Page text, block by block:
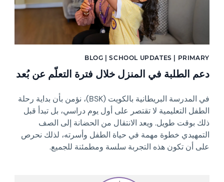
BLOG | SCHOOL UPDATES | PRIMARY
دعم الطلبة في المنزل خلال فترة التعلّم عن بُعد
في المدرسة البريطانية بالكويت (BSK)، نؤمن بأن بداية رحلة
الطفل التعليمية لا تقتصر على أول يوم دراسي، بل تبدأ قبل
ذلك بوقت طويل. ويعد الانتقال من الحضانة إلى الصف
التمهيدي خطوة مهمة في حياة الطفل وأسرته، لذلك نحرص
على أن تكون هذه التجربة سلسة ومطمئنة للجميع.